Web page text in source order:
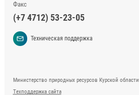
Факс
(+7 4712) 53-23-05
Техническая поддержка
Министерство природных ресурсов Курской области
Техподдержка сайта